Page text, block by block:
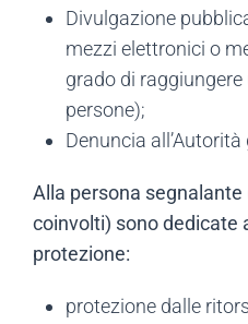
Divulgazione
mezzi elettronici o
grado di
persone);
Denuncia
Alla persona
coinvolti) sono dedicate
protezione:
protezione dalle